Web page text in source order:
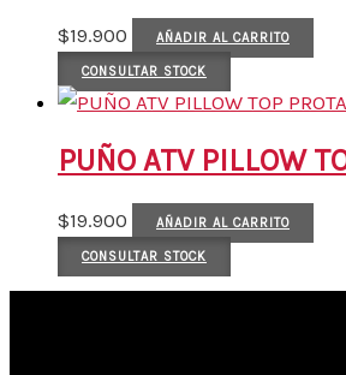
$19.900 AÑADIR AL CARRITO
CONSULTAR STOCK
PUÑO ATV PILLOW
$19.900 AÑADIR AL CARRITO
CONSULTAR STOCK